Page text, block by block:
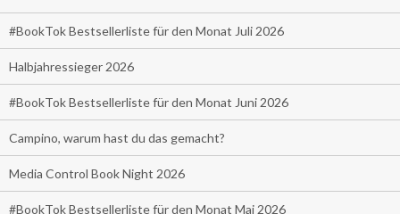
#BookTok Bestsellerliste für den Monat Juli 2026
Halbjahressieger 2026
#BookTok Bestsellerliste für den Monat Juni 2026
Campino, warum hast du das gemacht?
Media Control Book Night 2026
#BookTok Bestsellerliste für den Monat Mai 2026